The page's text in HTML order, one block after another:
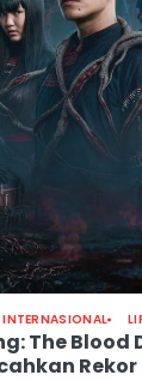
INTERNASIONAL
The Blood
Rekor